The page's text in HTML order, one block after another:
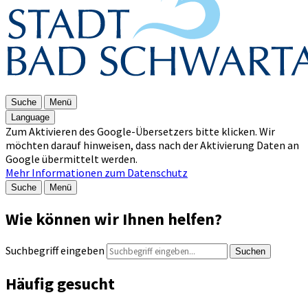
Suche
Menü
Language
Zum Aktivieren des Google-Übersetzers bitte klicken. Wir
möchten darauf hinweisen, dass nach der Aktivierung Daten an
Google übermittelt werden.
Mehr Informationen zum Datenschutz
Suche Menü
Wie können wir Ihnen helfen?
Suchbegriff eingeben Suchen
Häufig gesucht